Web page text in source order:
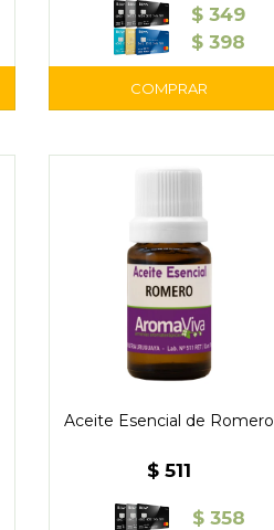
$ 349
$ 398
Aceite Esencial de Romero
$ 511
$ 358